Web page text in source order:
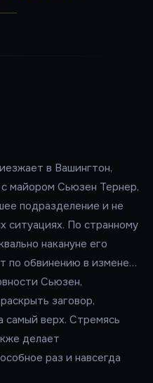
в Вашингтон,
майором Сьюзен Тернер,
подразделение и не
ситуациях. По странному
накануне его
по обвинению в измене…
Сьюзен,
заговор,
самый верх. Стремясь
делает
раз и навсегда